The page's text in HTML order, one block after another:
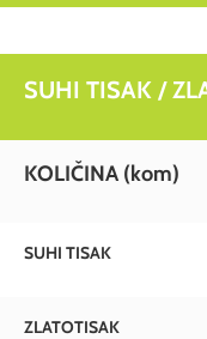
SUHI TISAK /
KOLIČINA (kom)
SUHI TISAK
ZLATOTISAK